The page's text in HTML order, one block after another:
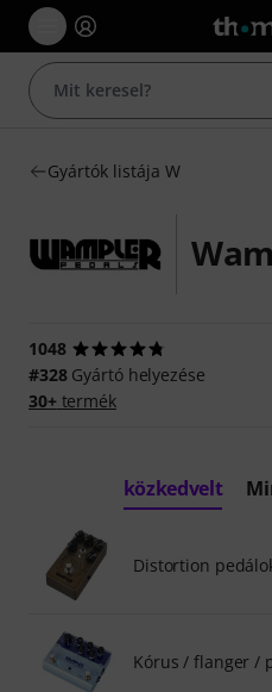
Gyártók listája W
1048
#328Gyártó helyezése
30+termék
közkedvelt
Distortion
Kórus / flanger /